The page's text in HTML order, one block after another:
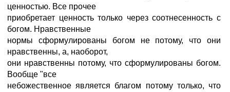
ценностью. Все прочее
приобретает ценность только через соотнесенность с
богом. Нравственные
нормы сформулированы богом не потому, что они
нравственны, а, наоборот,
они нравственны потому, что сформулированы богом.
Вообще "все
небожественное является благом потому только, что